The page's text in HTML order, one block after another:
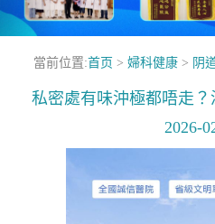
當前位置:首页 > 婦科健康> 阴
私密處有味沖極都唔走
2026-